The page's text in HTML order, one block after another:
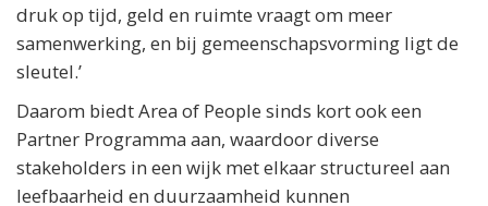
druk op tijd, geld en ruimte vraagt om meer
samenwerking, en bij gemeenschapsvorming ligt de
sleutel.’
Daarom biedt Area of People sinds kort ook een
Partner Programma aan, waardoor diverse
stakeholders in een wijk met elkaar structureel aan
leefbaarheid en duurzaamheid kunnen